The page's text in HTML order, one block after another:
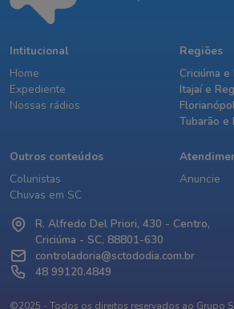
Intitucional
Home
Expediente
Nossas rádios
Regiões
Criciúma e
Itajaí e
Tubarão e
Outros conteúdos
Colunistas
Chuvas em SC
Anuncie
R. Alfredo Del Priori, 430 - Centro,
Criciúma - SC, 88801-630
controladoria@sctododia.com.br
48 99120.4849
©2025 - Todos os direitos reservados ao Grupo